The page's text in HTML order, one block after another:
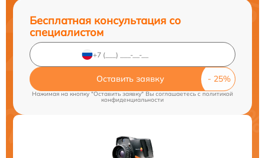
Бесплатная консультация со
специалистом
Оставить заявку
Нажимая на кнопку "Оставить заявку" Вы соглашаетесь cполитикой
конфиденциальности